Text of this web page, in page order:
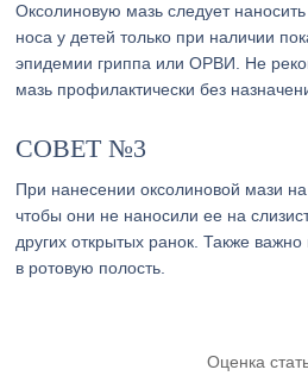
Оксолиновую мазь следует
носа у детей только при наличии
эпидемии гриппа или ОРВИ. Не
мазь профилактически без
СОВЕТ №3
При нанесении оксолиновой мази на
чтобы они не наносили ее на
других открытых ранок. Также
в ротовую полость.
Оценка